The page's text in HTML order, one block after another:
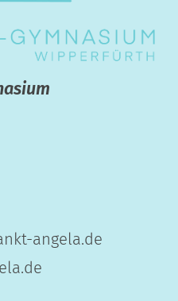
angela.de